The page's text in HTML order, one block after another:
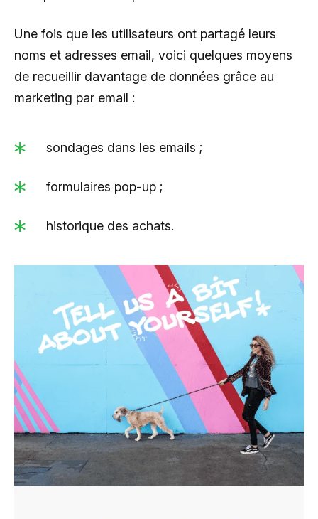
Une fois que les utilisateurs ont partagé leurs
noms et adresses email, voici quelques moyens
de recueillir davantage de données grâce au
marketing par email :
sondages dans les emails ;
formulaires pop-up ;
historique des achats.